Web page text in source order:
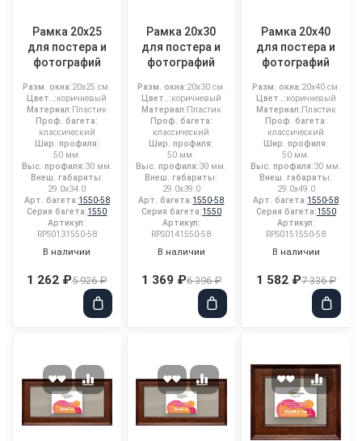
Рамка 20x25
для постера и
фотографий
Разм. окна:20x25 см.
Цвет..:коричневый
Материал:Пластик
Проф. багета:
классический
Шир. профиля:
50 мм.
Выс. профиля:30 мм.
Внеш. габариты:
29.0x34.0
Арт. багета:1550-58
Серия багета:1550
Артикул:
RPS0131550-58
В наличии
1 262 ₽5 926 ₽
Рамка 20x30
для постера и
фотографий
Разм. окна:20x30 см.
Цвет..:коричневый
Материал:Пластик
Проф. багета:
классический
Шир. профиля:
50 мм.
Выс. профиля:30 мм.
Внеш. габариты:
29.0x39.0
Арт. багета:1550-58
Серия багета:1550
Артикул:
RPS0141550-58
В наличии
1 369 ₽6 396 ₽
Рамка 20x40
для постера и
фотографий
Разм. окна:20x40 см.
Цвет..:коричневый
Материал:Пластик
Проф. багета:
классический
Шир. профиля:
50 мм.
Выс. профиля:30 мм.
Внеш. габариты:
29.0x49.0
Арт. багета:1550-58
Серия багета:1550
Артикул:
RPS0151550-58
В наличии
1 582 ₽7 336 ₽